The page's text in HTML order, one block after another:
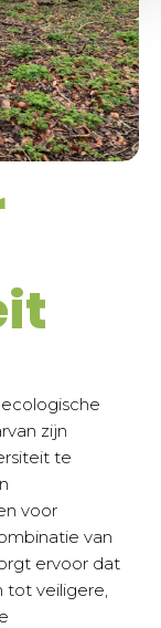
zijn
te
voor
van
ervoor dat
veiligere,